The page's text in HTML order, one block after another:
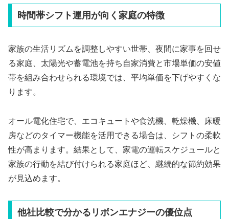
時間帯シフト運用が向く家庭の特徴
家族の生活リズムを調整しやすい世帯、夜間に家事を回せ
る家庭、太陽光や蓄電池を持ち自家消費と市場単価の安値
帯を組み合わせられる環境では、平均単価を下げやすくな
ります。
オール電化住宅で、エコキュートや食洗機、乾燥機、床暖
房などのタイマー機能を活用できる場合は、シフトの柔軟
性が高まります。結果として、家電の運転スケジュールと
家族の行動を結び付けられる家庭ほど、継続的な節約効果
が見込めます。
他社比較で分かるリボンエナジーの優位点